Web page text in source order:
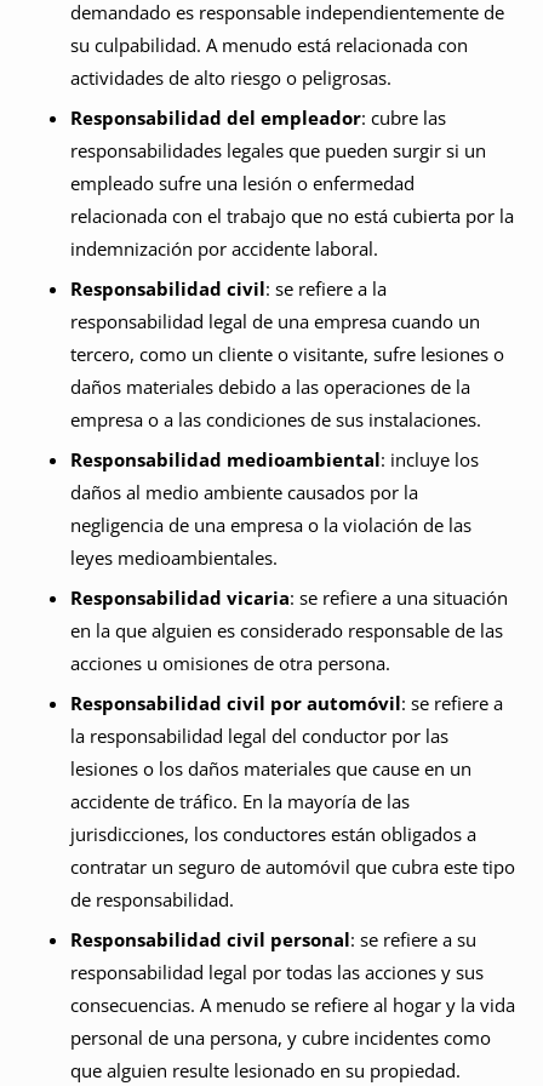
demandado es responsable independientemente de
su culpabilidad. A menudo está relacionada con
actividades de alto riesgo o peligrosas.
Responsabilidad del empleador: cubre las
responsabilidades legales que pueden surgir si un
empleado sufre una lesión o enfermedad
relacionada con el trabajo que no está cubierta por la
indemnización por accidente laboral.
Responsabilidad civil: se refiere a la
responsabilidad legal de una empresa cuando un
tercero, como un cliente o visitante, sufre lesiones o
daños materiales debido a las operaciones de la
empresa o a las condiciones de sus instalaciones.
Responsabilidad medioambiental: incluye los
daños al medio ambiente causados por la
negligencia de una empresa o la violación de las
leyes medioambientales.
Responsabilidad vicaria: se refiere a una situación
en la que alguien es considerado responsable de las
acciones u omisiones de otra persona.
Responsabilidad civil por automóvil: se refiere a
la responsabilidad legal del conductor por las
lesiones o los daños materiales que cause en un
accidente de tráfico. En la mayoría de las
jurisdicciones, los conductores están obligados a
contratar un seguro de automóvil que cubra este tipo
de responsabilidad.
Responsabilidad civil personal: se refiere a su
responsabilidad legal por todas las acciones y sus
consecuencias. A menudo se refiere al hogar y la vida
personal de una persona, y cubre incidentes como
que alguien resulte lesionado en su propiedad.